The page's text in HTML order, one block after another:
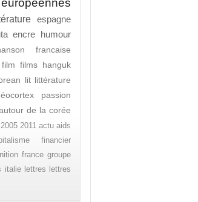
espagne
encre humour
francaise
film films hanguk
lit littérature
passion
de la corée
2005 2011 actu aids
financier
france groupe
italie lettres lettres